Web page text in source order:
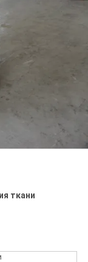
ткани